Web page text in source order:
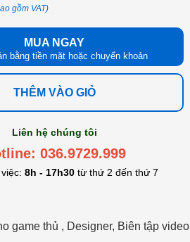
gồm VAT)
MUA NGAY
bằng tiền mặt hoặc chuyển khoản
THÊM VÀO GIỎ
Liên hệ chúng tôi
036.9729.999
8h - 17h30từ thứ 2 đến thứ 7
game thủ , Designer, Biên tập video